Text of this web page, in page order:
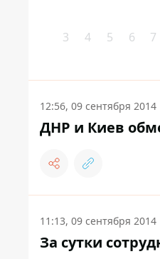
3 4 5 6 7
12:56, 09 сентября 2014
ДНР и Киев
11:13, 09 сентября 2014
За сутки